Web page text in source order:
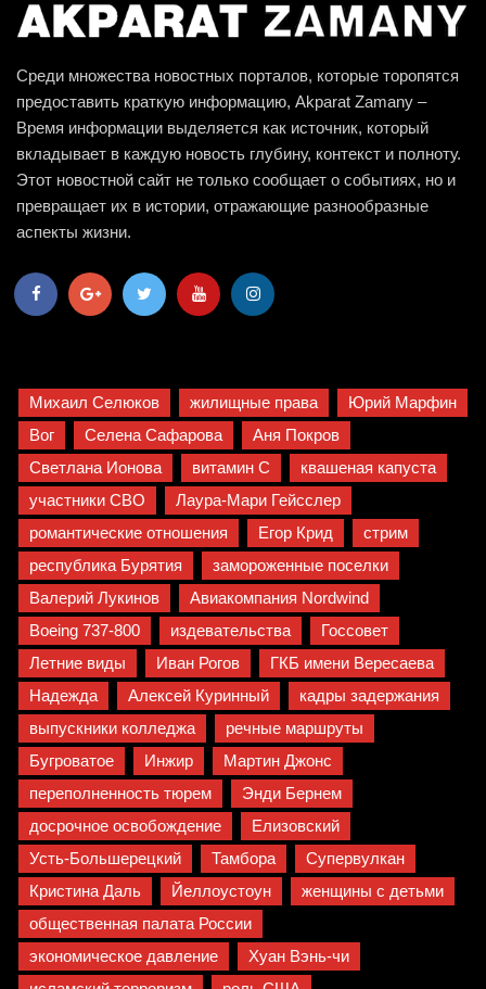
Среди множества новостных порталов, которые торопятся
предоставить краткую информацию, Akparat Zamany –
Время информации выделяется как источник, который
вкладывает в каждую новость глубину, контекст и полноту.
Этот новостной сайт не только сообщает о событиях, но и
превращает их в истории, отражающие разнообразные
аспекты жизни.
Михаил Селюков жилищные права
Юрий Марфин
Вог
Селена Сафарова
Аня Покров
Светлана Ионова
витамин C
квашеная капуста
участники СВО
Лаура-Мари Гейсслер
романтические отношения
Егор Крид
стрим
республика Бурятия
замороженные поселки
Валерий Лукинов
Авиакомпания Nordwind
Boeing 737-800
издевательства
Госсовет
Летние виды
Иван Рогов
ГКБ имени Вересаева
Надежда
Алексей Куринный
кадры задержания
выпускники колледжа
речные маршруты
Бугроватое
Инжир
Мартин Джонс
переполненность тюрем
Энди Бернем
досрочное освобождение
Елизовский
Усть-Большерецкий
Тамбора
Супервулкан
Кристина Даль
Йеллоустоун
женщины с детьми
общественная палата России
экономическое давление
Хуан Вэнь-чи